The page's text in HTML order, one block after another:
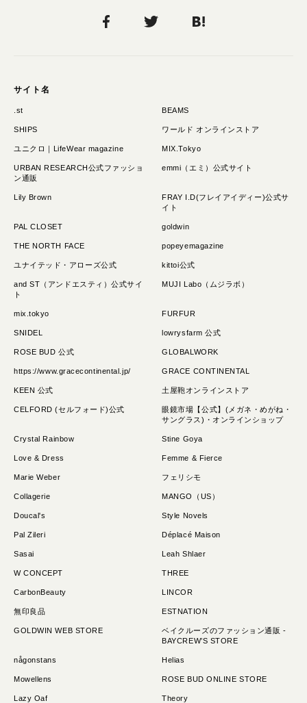
サイト名
.st BEAMS
SHIPS ワールド オンラインストア
ユニクロ｜LifeWear magazine MIX.Tokyo
URBAN RESEARCH公式ファッショ
ン通販
emmi（エミ）公式サイト
Lily Brown
FRAY I.D(フレイアイディー)公式サ
イト
PAL CLOSET goldwin
THE NORTH FACE popeyemagazine
ユナイテッド・アローズ公式 kittoi公式
and ST（アンドエスティ）公式サイ
ト
MUJI Labo（ムジラボ）
mix.tokyo FURFUR
SNIDEL lowrysfarm 公式
ROSE BUD 公式 GLOBALWORK
https://www.gracecontinental.jp/ GRACE CONTINENTAL
KEEN 公式 土屋鞄オンラインストア
CELFORD (セルフォード)公式
眼鏡市場【公式】(メガネ・めがね・
サングラス)・オンラインショップ
Crystal Rainbow Stine Goya
Love & Dress Femme & Fierce
Marie Weber フェリシモ
Collagerie MANGO（US）
Doucal's Style Novels
Pal Zileri Déplacé Maison
Sasai Leah Shlaer
W CONCEPT THREE
CarbonBeauty LINCOR
無印良品 ESTNATION
GOLDWIN WEB STORE
ベイクルーズのファッション通販 -
BAYCREW’S STORE
någonstans Helias
Mowellens ROSE BUD ONLINE STORE
Lazy Oaf Theory